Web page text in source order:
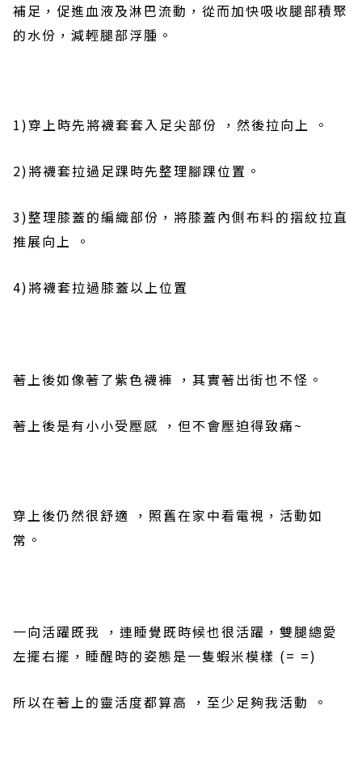
補足，促進血液及淋巴流動，從而加快吸收腿部積聚
的水份，減輕腿部浮腫。
1)穿上時先將襪套套入足尖部份 ，然後拉向上 。
2)將襪套拉過足踝時先整理腳踝位置 。
3)整理膝蓋的編織部份，將膝蓋內側布料的摺紋拉直
推展向上 。
4)將襪套拉過膝蓋以上位置
著上後如像著了紫色襪褲 ，其實著出街也不怪。
著上後是有小小受壓感 ，但不會壓迫得致痛~
穿上後仍然很舒適 ，照舊在家中看電視，活動如
常。
一向活躍既我 ，連睡覺既時候也很活躍，雙腿總愛
左擺右擺，睡醒時的姿態是一隻蝦米模樣 (= =)
所以在著上的靈活度都算高 ，至少足夠我活動 。